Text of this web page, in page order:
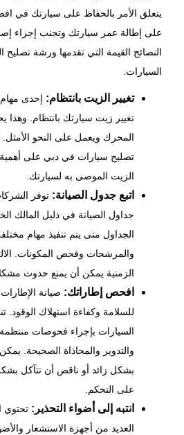
يتعلق الأمر بالحفاظ على سيارتك في
على إطالة عمر سيارتك وتجنب إجراء
النصائح القيمة التي تقدمها ورشة
السيارات.
تغيير الزيت بانتظام: إحدى
تغيير زيت سيارتك بانتظام.
المحرك ويعمل على النحو الأمثل.
تصليح سيارات في دبي على أهمية
الزيت الموصى به لسيارتك.
اتبع جدول الصيانة: توفر
جداول الصيانة في دليل المالك
الجداول متى يتم تنفيذ مهام
والمرشحات وفحص المكونات.
الزمنية يمكن أن يمنع حدوث
افحص إطاراتك: صيانة الإطارات
للسلامة وكفاءة استهلاك
السيارات بإجراء فحوصات
والتدوير والمحاذاة الصحيحة.
بشكل زائد أو ناقص أن تتآكل
على التحكم.
انتبه إلى أضواء التحذير: تحتوي
العديد من أجهزة الاستشعار